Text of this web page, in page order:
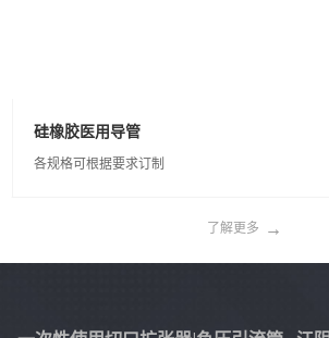
硅橡胶医用导管
各规格可根据要求订制
了解更多 →